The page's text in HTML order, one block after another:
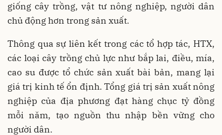
giống cây trồng, vật tư nông nghiệp, người dân
chủ động hơn trong sản xuất.
Thông qua sự liên kết trong các tổ hợp tác, HTX,
các loại cây trồng chủ lực như bắp lai, điều, mía,
cao su được tổ chức sản xuất bài bản, mang lại
giá trị kinh tế ổn định. Tổng giá trị sản xuất nông
nghiệp của địa phương đạt hàng chục tỷ đồng
mỗi năm, tạo nguồn thu nhập bền vững cho
người dân.